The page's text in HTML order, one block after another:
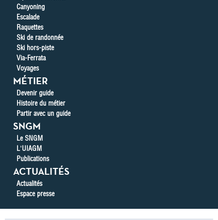
Canyoning
Escalade
Raquettes
Ski de randonnée
Ski hors-piste
Via-Ferrata
Voyages
MÉTIER
Devenir guide
Histoire du métier
Partir avec un guide
SNGM
Le SNGM
L'UIAGM
Publications
ACTUALITÉS
Actualités
Espace presse